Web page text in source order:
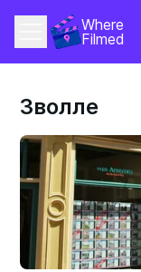
Where
Filmed
Зволле